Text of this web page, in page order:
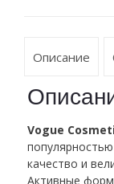
Описание
Vogue
качество и
Активные